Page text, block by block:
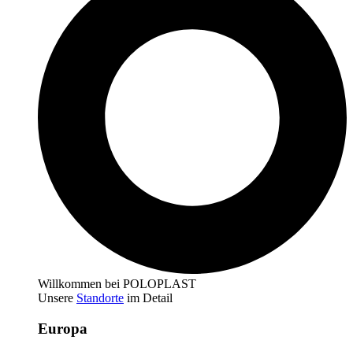
Willkommen bei POLOPLAST
Unsere Standorte im Detail
Europa